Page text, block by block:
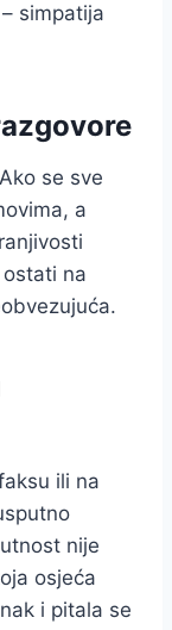
simpatija
se sve
a
na
ili na
nije
osjeća
i pitala se